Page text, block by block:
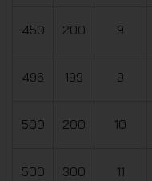
450 200 9
496 199 9
500 200 10
500 300 11